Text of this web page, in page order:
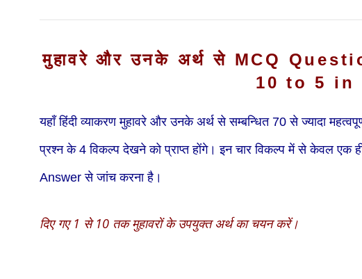
मुहावरे और उनके अर्थ से MCQ
10 to 5 in
यहाँ हिंदी व्याकरण मुहावरे और उनके अर्थ से सम्बन्धित 70 से ज्यादा
प्रश्न के 4 विकल्प देखने को प्राप्त होंगे। इन चार विकल्प में से केवल एक
Answer से जांच करना है।
दिए गए 1 से 10 तक मुहावरों के उपयुक्त अर्थ का चयन करें।